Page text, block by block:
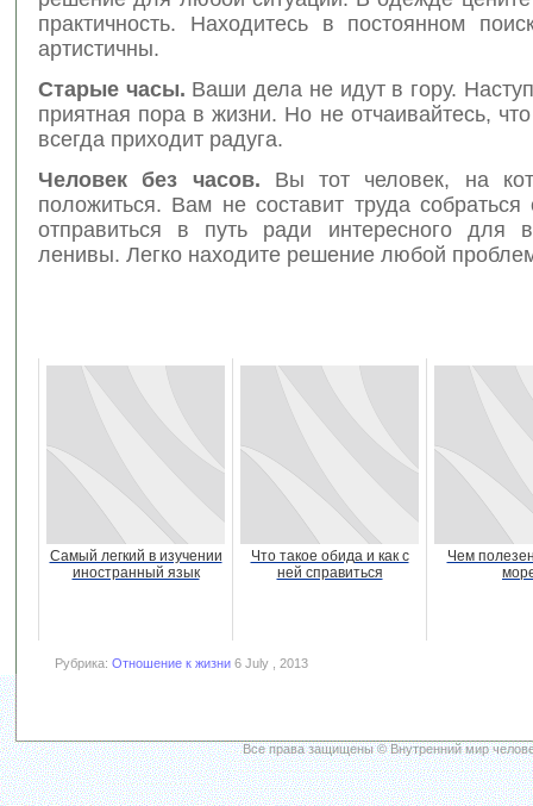
практичность. Находитесь в постоянном
артистичны.
Старые часы. Ваши дела не идут в гору.
приятная пора в жизни. Но не отчаивайтесь,
всегда приходит радуга.
Человек без часов. Вы тот человек, на
положиться. Вам не составит труда
отправиться в путь ради интересного для
ленивы. Легко находите решение любой
Самый легкий в изучении
иностранный язык
Что такое обида и как с
ней справиться
Чем
Рубрика: Отношение к жизни 6 July , 2013
Все права защищены © Внутренний мир